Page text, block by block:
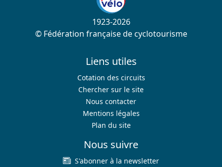
1923-2026
© Fédération française de cyclotourisme
Liens utiles
Cotation des circuits
Chercher sur le site
Nous contacter
Mentions légales
Plan du site
Nous suivre
S'abonner à la newsletter